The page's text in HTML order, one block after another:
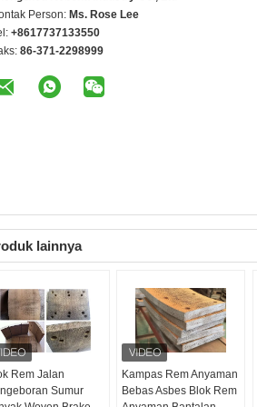
Person: Ms. Rose Lee
+8617737133550
86-371-2298999
lainnya
Rem Jalan
Sumur
Kampas Rem Anyaman
Bebas Asbes Blok Rem